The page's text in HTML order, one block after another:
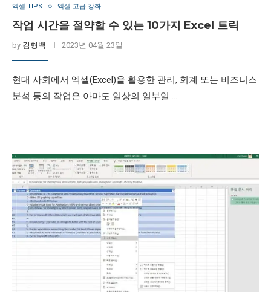
엑셀 TIPS 엑셀 고급 강좌
작업 시간을 절약할 수 있는 10가지 Excel 트릭
by 김형백 2023년 04월 23일
현대 사회에서 엑셀(Excel)을 활용한 관리, 회계 또는 비즈니스
분석 등의 작업은 아마도 일상의 일부일 …